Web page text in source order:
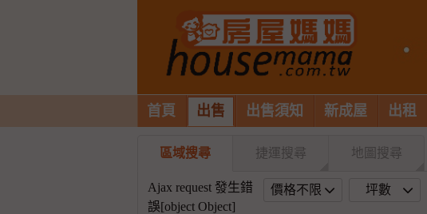
首頁 出售 出售須知 新成屋 出租
區域搜尋 捷運搜尋 地圖搜尋
Ajax request 發生錯
誤[object Object]
價格不限 坪數